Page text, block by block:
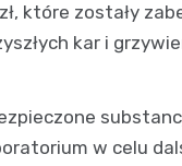
które zostały
kar i
w celu